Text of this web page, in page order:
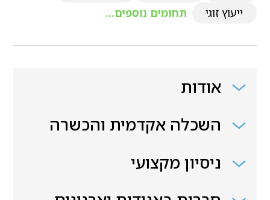
ייעוץ זוגי
תחומים נוספים...
אודות
השכלה אקדמית והכשרה
ניסיון מקצועי